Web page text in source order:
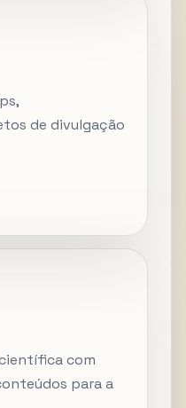
de divulgação
com
para a